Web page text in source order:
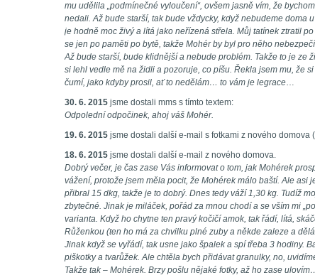
mu udělila „podmínečné vyloučení“, ovšem jasně vím, že
nedali. Až bude starší, tak bude vždycky, když nebudeme doma
je hodně moc živý a lítá jako neřízená střela. Můj tatínek ztratil
se jen po paměti po bytě, takže Mohér by byl pro něho
Až bude starší, bude klidnější a nebude problém. Takže to je ze
si lehl vedle mě na židli a pozoruje, co píšu. Řekla jsem mu, že
čumí, jako kdyby prosil, ať to nedělám… to vám je legrace…
30. 6. 2015 jsme dostali mms s tímto textem:
Odpolední odpočinek, ahoj váš Mohér.
19. 6. 2015 jsme dostali další e-mail s fotkami z nového domova
18. 6. 2015 jsme dostali další e-mail z nového domova.
Dobrý večer, je čas zase Vás informovat o tom, jak Mohérek
vážení, protože jsem měla pocit, že Mohérek málo baští. Ale asi
přibral 15 dkg, takže je to dobrý. Dnes tedy váží 1,30 kg. Tudíž
zbytečné. Jinak je miláček, pořád za mnou chodí a se vším mi
varianta. Když ho chytne ten pravý kočičí amok, tak řádí, lítá,
Růženkou (ten ho má za chvilku plné zuby a někde zaleze a
Jinak když se vyřádí, tak usne jako špalek a spí třeba 3 hodiny.
piškotky a tvarůžek. Ale chtěla bych přidávat granulky, no,
Takže tak – Mohérek. Brzy pošlu nějaké fotky, až ho zase